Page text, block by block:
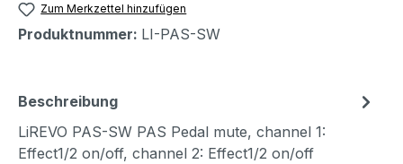
Zum Merkzettel hinzufügen
Produktnummer: LI-PAS-SW
Beschreibung
LiREVO PAS-SW PAS Pedal mute, channel 1:
Effect1/2 on/off, channel 2: Effect1/2 on/off